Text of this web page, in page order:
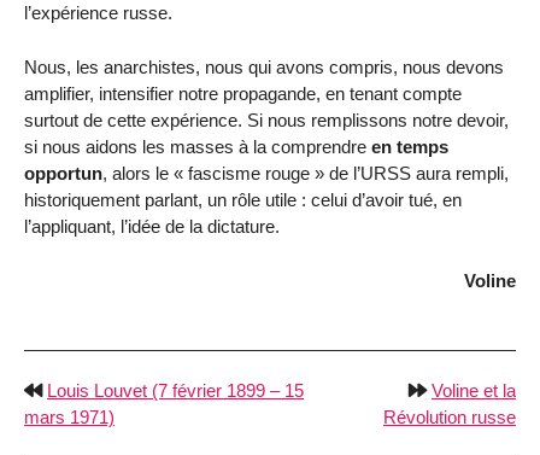
l’expérience russe.
Nous, les anarchistes, nous qui avons compris, nous devons
amplifier, intensifier notre propagande, en tenant compte
surtout de cette expérience. Si nous remplissons notre devoir,
si nous aidons les masses à la comprendre en temps
opportun, alors le « fascisme rouge » de l’URSS aura rempli,
historiquement parlant, un rôle utile : celui d’avoir tué, en
l’appliquant, l’idée de la dictature.
Voline
Louis Louvet (7 février 1899 – 15
mars 1971)
Voline et la
Révolution russe